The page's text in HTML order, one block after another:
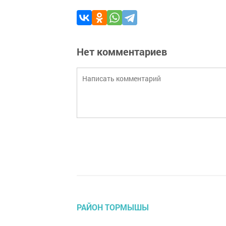
Нет комментариев
РАЙОН ТОРМЫШЫ